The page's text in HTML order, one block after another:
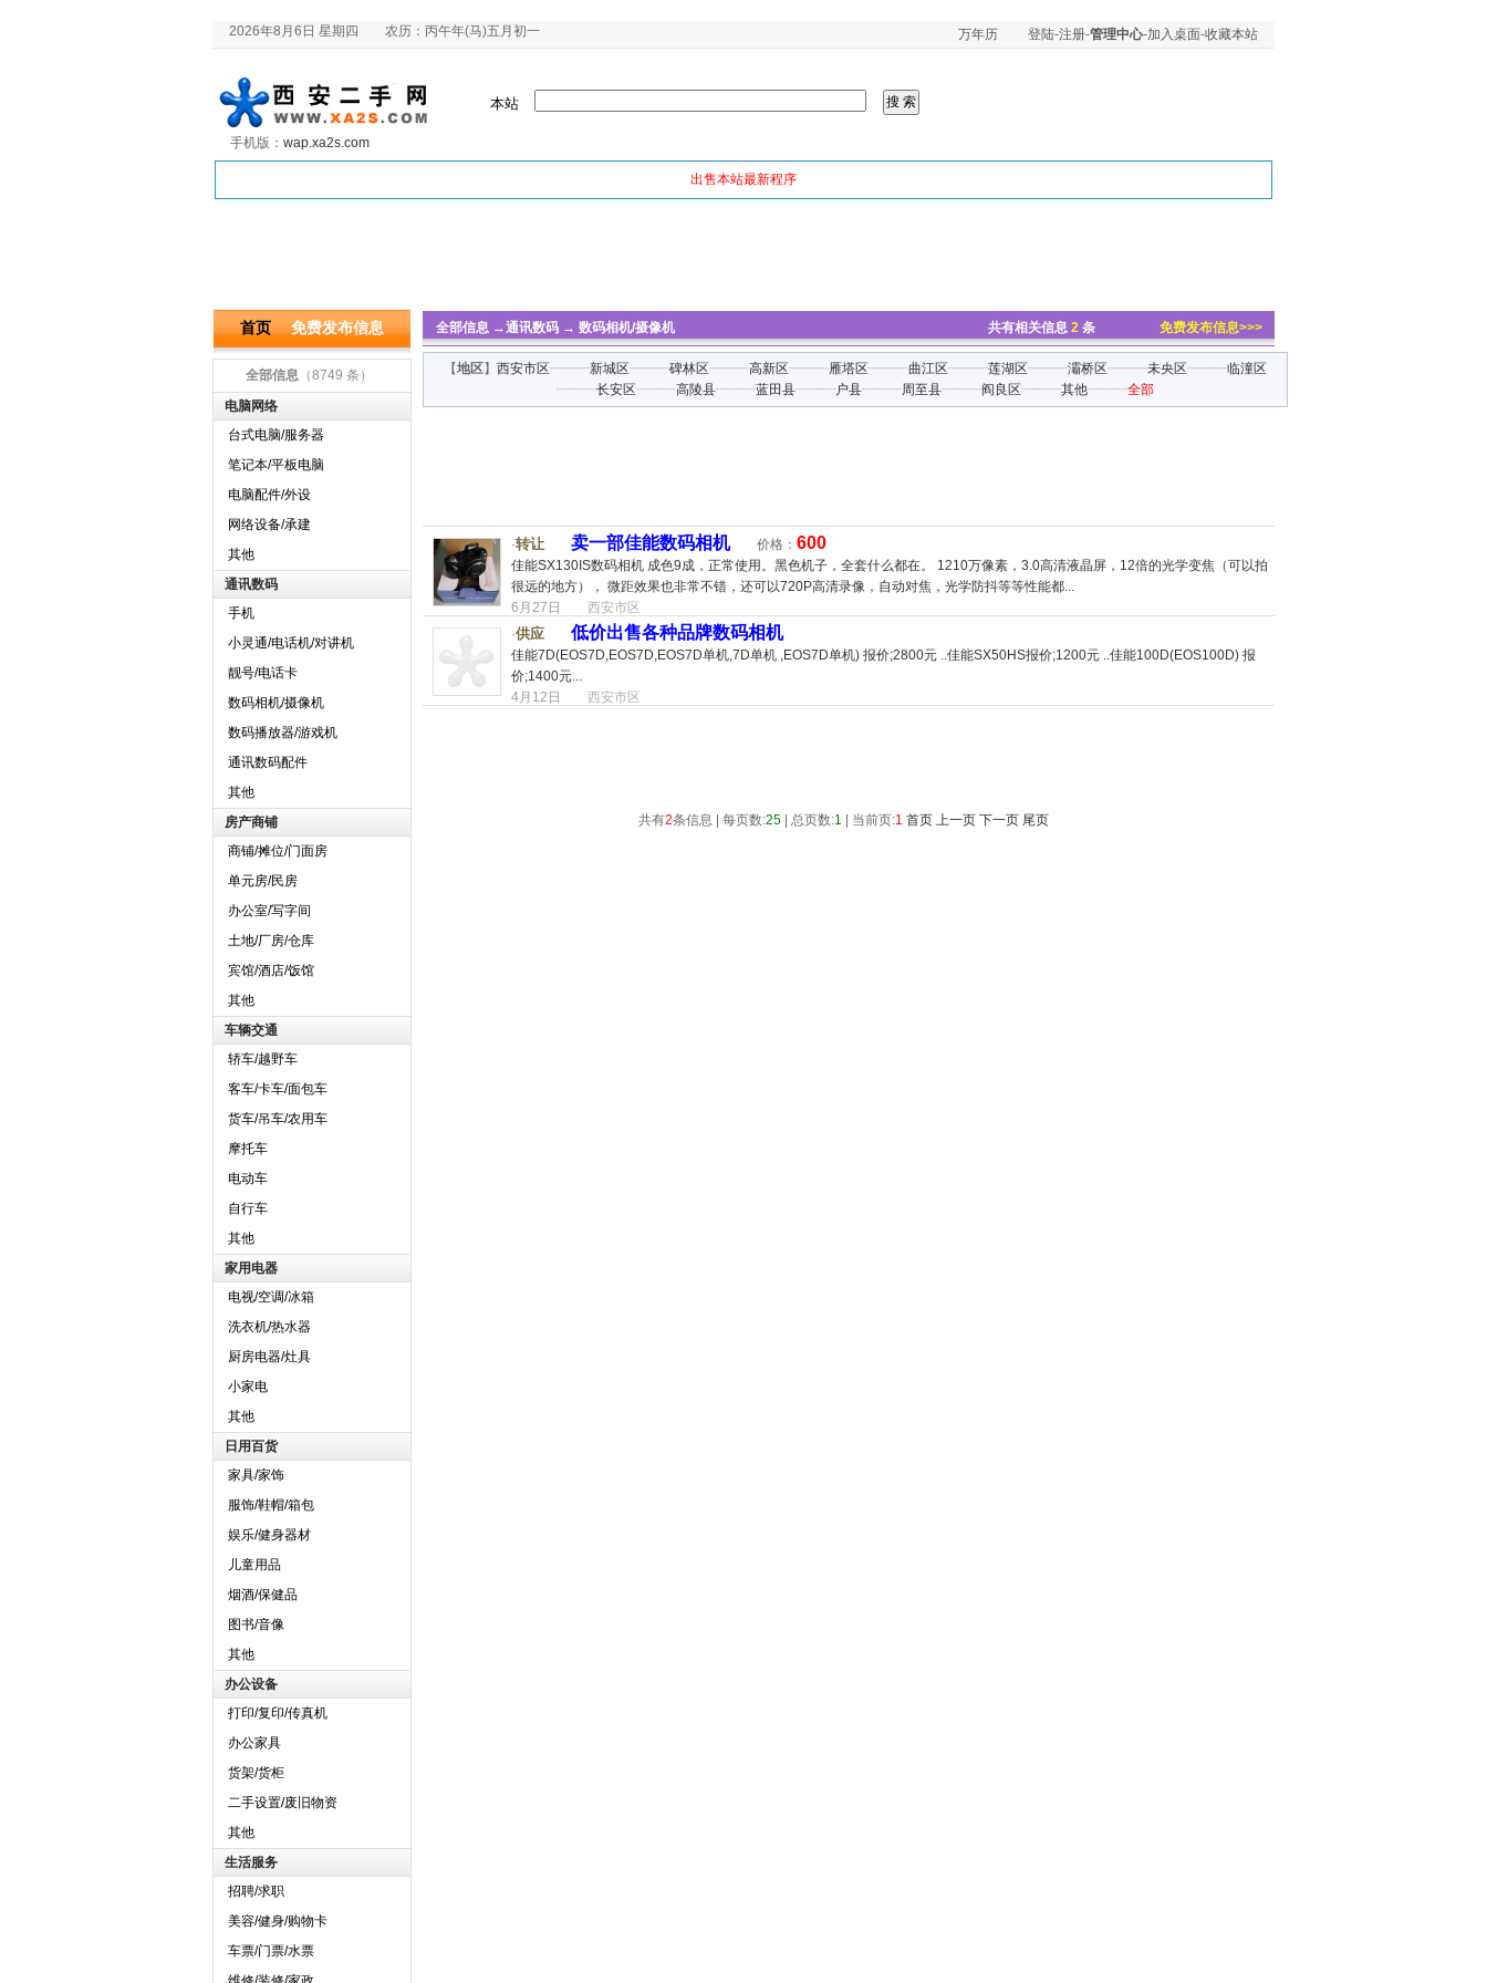
万年历 登陆-注册-管理中心-加入桌面-收藏本站
2026年8月6日 星期四 农历：丙午年(马)五月初一
手机版： wap.xa2s.com
本站
出售本站最新程序
首页 免费发布信息
全部信息 （8749 条）
电脑网络
台式电脑/服务器
笔记本/平板电脑
电脑配件/外设
网络设备/承建
其他
通讯数码
手机
小灵通/电话机/对讲机
靓号/电话卡
数码相机/摄像机
数码播放器/游戏机
通讯数码配件
其他
房产商铺
商铺/摊位/门面房
单元房/民房
办公室/写字间
土地/厂房/仓库
宾馆/酒店/饭馆
其他
车辆交通
轿车/越野车
客车/卡车/面包车
货车/吊车/农用车
摩托车
电动车
自行车
其他
家用电器
电视/空调/冰箱
洗衣机/热水器
厨房电器/灶具
小家电
其他
日用百货
家具/家饰
服饰/鞋帽/箱包
娱乐/健身器材
儿童用品
烟酒/保健品
图书/音像
其他
办公设备
打印/复印/传真机
办公家具
货架/货柜
二手设置/废旧物资
其他
生活服务
招聘/求职
美容/健身/购物卡
车票/门票/水票
全部信息 →通讯数码 → 数码相机/摄像机 共有相关信息 2条 免费发布信息>>>
【地区】 西安市区┈┈┈新城区┈┈┈碑林区┈┈┈高新区┈┈┈雁塔区┈┈┈曲江区┈┈┈莲湖区┈┈┈灞桥区┈┈┈未央区┈┈┈临潼区
┈┈┈长安区┈┈┈高陵县┈┈┈蓝田县┈┈┈户县┈┈┈周至县┈┈┈阎良区┈┈┈其他┈┈┈全部
·转让 卖一部佳能数码相机价格： 600
佳能SX130IS数码相机 成色9成，正常使用。黑色机子，全套什么都在。 1210万像素，3.0高清液晶屏，12倍的光学变焦（可以拍
很远的地方）， 微距效果也非常不错，还可以720P高清录像，自动对焦，光学防抖等等性能都...
6月27日
西安市区
·供应 低价出售各种品牌数码相机
佳能7D(EOS7D,EOS7D,EOS7D单机,7D单机 ,EOS7D单机) 报价;2800元 ..佳能SX50HS报价;1200元 ..佳能100D(EOS100D) 报
价;1400元...
4月12日
西安市区
共有2条信息 | 每页数:25| 总页数:1 | 当前页:1 首页 上一页 下一页 尾页